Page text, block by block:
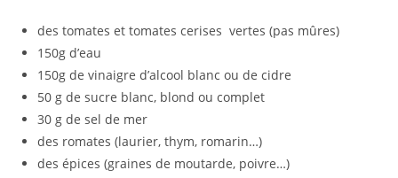
des tomates et tomates cerises vertes (pas mûres)
150g d’eau
150g de vinaigre d’alcool blanc ou de cidre
50 g de sucre blanc, blond ou complet
30 g de sel de mer
des romates (laurier, thym, romarin…)
des épices (graines de moutarde, poivre…)